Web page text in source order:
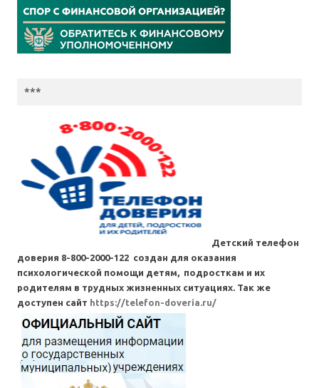
***
Детский телефон
доверия 8-800-2000-122 создан для оказания
психологической помощи детям, подросткам и их
родителям в трудных жизненных ситуациях. Так же
доступен сайт https://telefon-doveria.ru/